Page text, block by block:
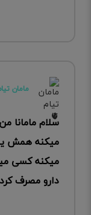
مامان
سلام مامانا
میکنه همش
میکنه کسی
دارو مصرف